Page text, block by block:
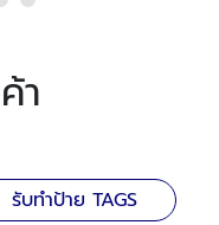
า
รับทำป้าย TAGS